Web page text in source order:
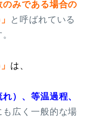
みである場合の
と呼ばれている
は、
）、等温過程、
も広く一般的な場